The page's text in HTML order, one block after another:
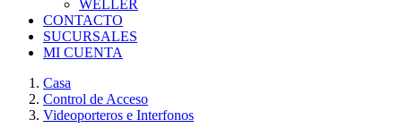
WELLER
CONTACTO
SUCURSALES
MI CUENTA
Casa
Control de Acceso
Videoporteros e Interfonos